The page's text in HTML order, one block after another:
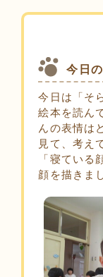
今日
今日は「そ
絵本を読ん
んの表情は
見て、考え
「寝ている
顔を描きま